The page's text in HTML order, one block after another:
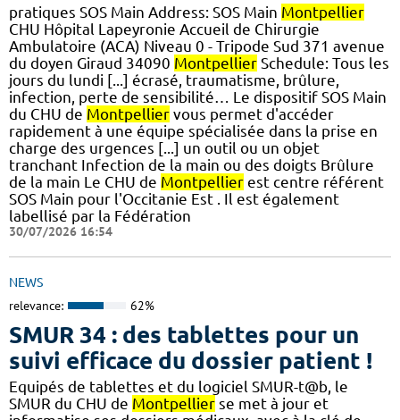
pratiques SOS Main Address: SOS Main Montpellier
CHU Hôpital Lapeyronie Accueil de Chirurgie
Ambulatoire (ACA) Niveau 0 - Tripode Sud 371 avenue
du doyen Giraud 34090 Montpellier Schedule: Tous les
jours du lundi [...] écrasé, traumatisme, brûlure,
infection, perte de sensibilité… Le dispositif SOS Main
du CHU de Montpellier vous permet d'accéder
rapidement à une équipe spécialisée dans la prise en
charge des urgences [...] un outil ou un objet
tranchant Infection de la main ou des doigts Brûlure
de la main Le CHU de Montpellier est centre référent
SOS Main pour l'Occitanie Est . Il est également
labellisé par la Fédération
30/07/2026 16:54
NEWS
relevance: 62%
SMUR 34 : des tablettes pour un
suivi efficace du dossier patient !
​​Equipés de tablettes et du logiciel SMUR-t@b, le
SMUR du CHU de Montpellier se met à jour et